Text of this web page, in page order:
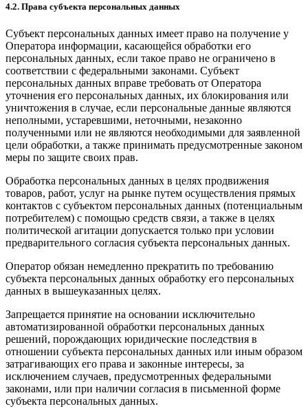
4.2. Права субъекта персональных данных
Субъект персональных данных имеет право на получение у
Оператора информации, касающейся обработки его
персональных данных, если такое право не ограничено в
соответствии с федеральными законами. Субъект
персональных данных вправе требовать от Оператора
уточнения его персональных данных, их блокирования или
уничтожения в случае, если персональные данные являются
неполными, устаревшими, неточными, незаконно
полученными или не являются необходимыми для заявленной
цели обработки, а также принимать предусмотренные законом
меры по защите своих прав.
Обработка персональных данных в целях продвижения
товаров, работ, услуг на рынке путем осуществления прямых
контактов с субъектом персональных данных (потенциальным
потребителем) с помощью средств связи, а также в целях
политической агитации допускается только при условии
предварительного согласия субъекта персональных данных.
Оператор обязан немедленно прекратить по требованию
субъекта персональных данных обработку его персональных
данных в вышеуказанных целях.
Запрещается принятие на основании исключительно
автоматизированной обработки персональных данных
решений, порождающих юридические последствия в
отношении субъекта персональных данных или иным образом
затрагивающих его права и законные интересы, за
исключением случаев, предусмотренных федеральными
законами, или при наличии согласия в письменной форме
субъекта персональных данных.